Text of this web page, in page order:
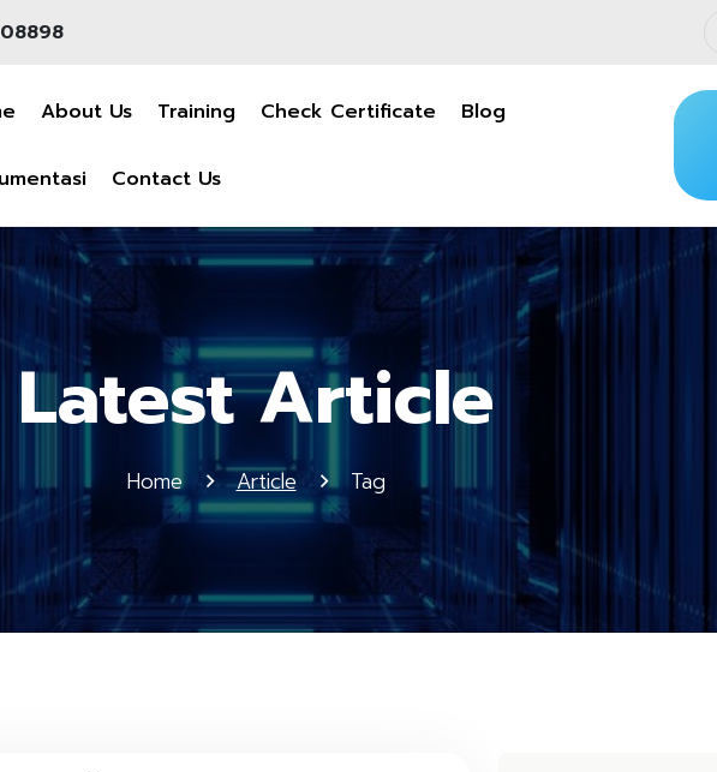
About Us Training Check Certificate Blog
Contact Us
Latest Article
Home Article Tag